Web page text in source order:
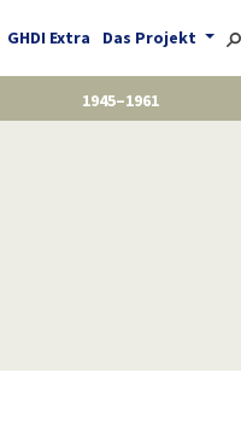
GHDI Extra Das Projekt
1945–1961